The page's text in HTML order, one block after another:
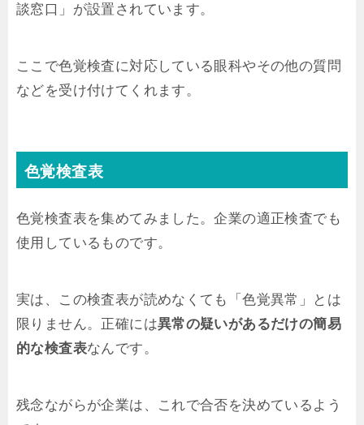
談窓口」が設置されています。
ここで色覚検査に対応している眼科やその他の質問
などを受け付けてくれます。
色覚検査表
色覚検査表を集めてみました。企業の適正検査でも
使用しているものです。
実は、この検査表が読めなくても「色覚異常」とは
限りません。正確には異常の疑いがあるだけの簡易
的な検査表なんです。
残念ながらが企業は、これで合否を決めているよう